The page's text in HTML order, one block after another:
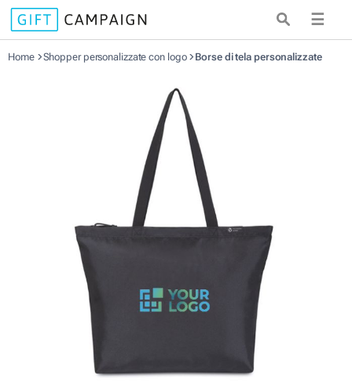
☰
Home Shopper personalizzate con logo Borse di tela personalizzate